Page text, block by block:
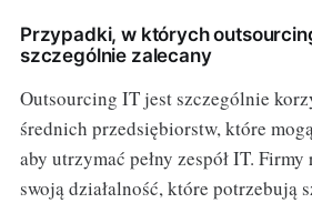
Przypadki, w których
szczególnie zalecany
Outsourcing IT jest szczególnie
średnich przedsiębiorstw, które
aby utrzymać pełny zespół IT.
swoją działalność, które potrzebują